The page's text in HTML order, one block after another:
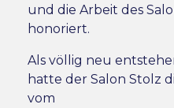
und die Arbeit des
honoriert.
Als völlig neu
hatte der Salon Stolz
vom